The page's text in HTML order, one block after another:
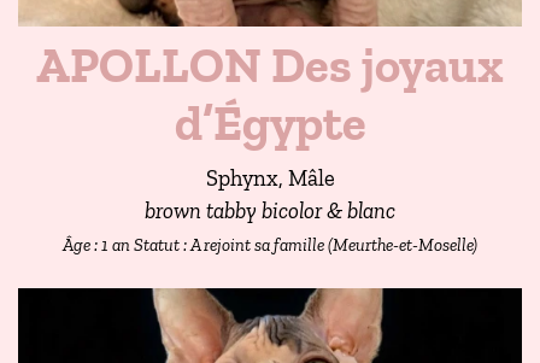
APOLLON Des joyaux
d’Égypte
Sphynx, Mâle
brown tabby bicolor & blanc
Âge : 1 anStatut : A rejoint sa famille (Meurthe-et-Moselle)